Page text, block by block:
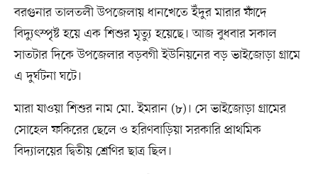
বরগুনার তালতলী উপজেলায় ধানখেতে ইঁদুর মারার ফাঁদে
বিদ্যুৎস্পৃষ্ট হয়ে এক শিশুর মৃত্যু হয়েছে। আজ বুধবার সকাল
সাতটার দিকে উপজেলার বড়বগী ইউনিয়নের বড় ভাইজোড়া গ্রামে
এ দুর্ঘটনা ঘটে।
মারা যাওয়া শিশুর নাম মো. ইমরান (৮)। সে ভাইজোড়া গ্রামের
সোহেল ফকিরের ছেলে ও হরিণবাড়িয়া সরকারি প্রাথমিক
বিদ্যালয়ের দ্বিতীয় শ্রেণির ছাত্র ছিল।